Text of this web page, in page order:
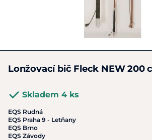
Lonžovací bič Fleck NEW 200
Skladem 4 ks
EQS Rudná
EQS Praha 9 - Letňany
EQS Brno
EQS Závody